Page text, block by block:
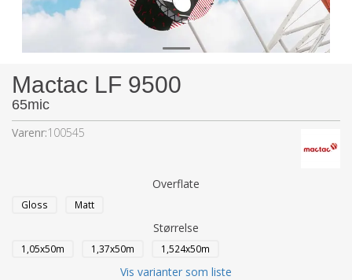
Mactac LF 9500
65mic
Varenr:100545
Overflate
Gloss Matt
Størrelse
1,05x50m 1,37x50m 1,524x50m
Vis varianter som liste